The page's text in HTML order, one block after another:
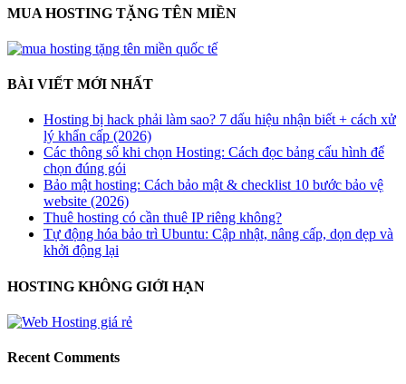
MUA HOSTING TẶNG TÊN MIỀN
BÀI VIẾT MỚI NHẤT
Hosting bị hack phải làm sao? 7 dấu hiệu nhận biết + cách xử
lý khẩn cấp (2026)
Các thông số khi chọn Hosting: Cách đọc bảng cấu hình để
chọn đúng gói
Bảo mật hosting: Cách bảo mật & checklist 10 bước bảo vệ
website (2026)
Thuê hosting có cần thuê IP riêng không?
Tự động hóa bảo trì Ubuntu: Cập nhật, nâng cấp, dọn dẹp và
khởi động lại
HOSTING KHÔNG GIỚI HẠN
Recent Comments